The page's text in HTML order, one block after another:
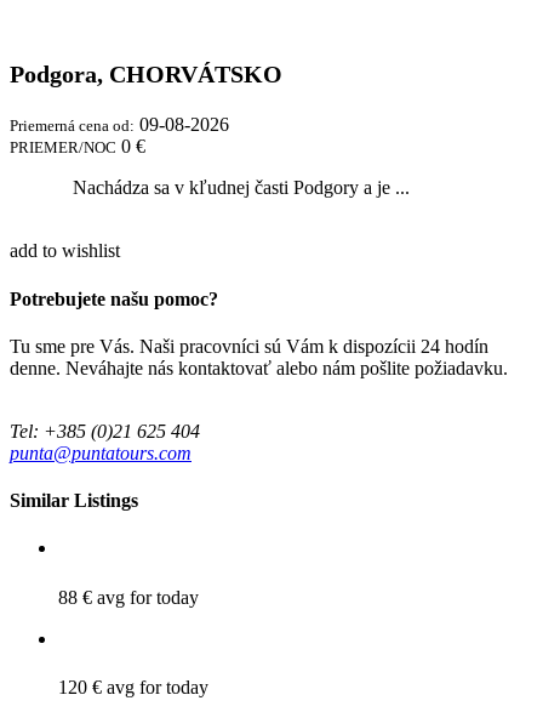
Podgora, CHORVÁTSKO
Priemerná cena od: 09-08-2026
PRIEMER/NOC 0 €
Nachádza sa v kľudnej časti Podgory a je ...
add to wishlist
Potrebujete našu pomoc?
Tu sme pre Vás. Naši pracovníci sú Vám k dispozícii 24 hodín
denne. Neváhajte nás kontaktovať alebo nám pošlite požiadavku.
Tel: +385 (0)21 625 404
punta@puntatours.com
Similar Listings
88 € avg for today
120 € avg for today